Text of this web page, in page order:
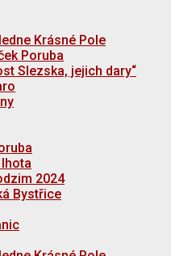
Krásné Pole
Poruba
Slezska, jejich dary“
2024
Bystřice